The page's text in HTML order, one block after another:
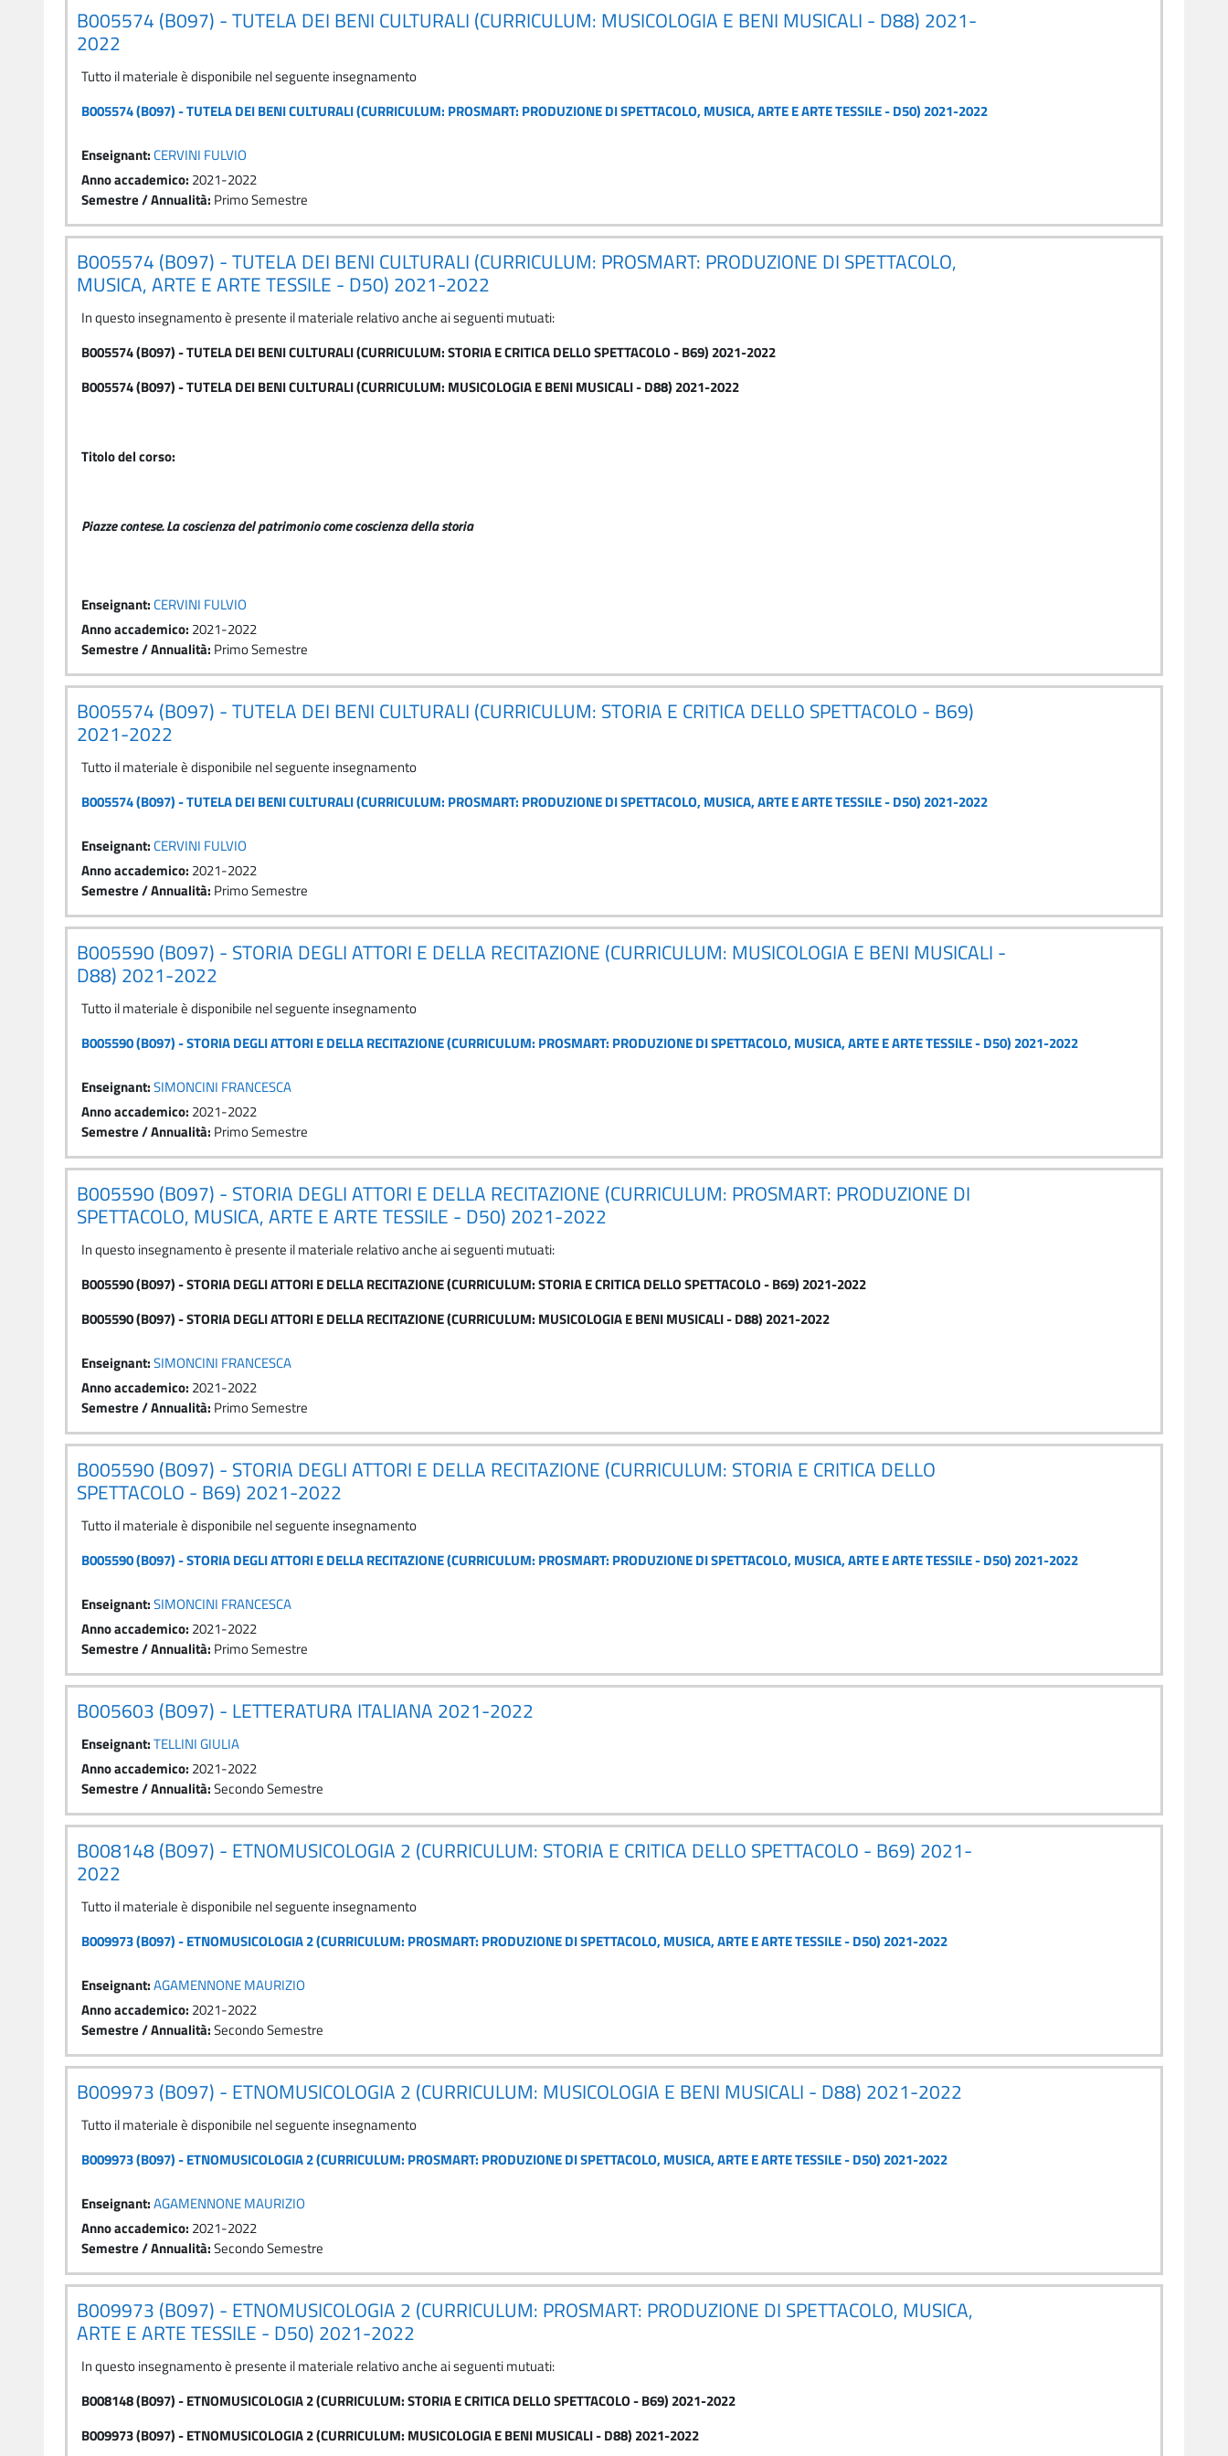
B005574 (B097) - TUTELA DEI BENI CULTURALI (CURRICULUM: MUSICOLOGIA E BENI MUSICALI - D88) 2021-
2022
Tutto il materiale è disponibile nel seguente insegnamento
B005574 (B097) - TUTELA DEI BENI CULTURALI (CURRICULUM: PROSMART: PRODUZIONE DI SPETTACOLO, MUSICA, ARTE E ARTE TESSILE - D50) 2021-2022
Enseignant:CERVINI FULVIO
Anno accademico: 2021-2022
Semestre / Annualità: Primo Semestre
B005574 (B097) - TUTELA DEI BENI CULTURALI (CURRICULUM: PROSMART: PRODUZIONE DI SPETTACOLO,
MUSICA, ARTE E ARTE TESSILE - D50) 2021-2022
In questo insegnamento è presente il materiale relativo anche ai seguenti mutuati:
B005574 (B097) - TUTELA DEI BENI CULTURALI (CURRICULUM: STORIA E CRITICA DELLO SPETTACOLO - B69) 2021-2022
B005574 (B097) - TUTELA DEI BENI CULTURALI (CURRICULUM: MUSICOLOGIA E BENI MUSICALI - D88) 2021-2022
Titolo del corso:
Piazze contese. La coscienza del patrimonio come coscienza della storia
Enseignant:CERVINI FULVIO
Anno accademico: 2021-2022
Semestre / Annualità: Primo Semestre
B005574 (B097) - TUTELA DEI BENI CULTURALI (CURRICULUM: STORIA E CRITICA DELLO SPETTACOLO - B69)
2021-2022
Tutto il materiale è disponibile nel seguente insegnamento
B005574 (B097) - TUTELA DEI BENI CULTURALI (CURRICULUM: PROSMART: PRODUZIONE DI SPETTACOLO, MUSICA, ARTE E ARTE TESSILE - D50) 2021-2022
Enseignant:CERVINI FULVIO
Anno accademico: 2021-2022
Semestre / Annualità: Primo Semestre
B005590 (B097) - STORIA DEGLI ATTORI E DELLA RECITAZIONE (CURRICULUM: MUSICOLOGIA E BENI MUSICALI -
D88) 2021-2022
Tutto il materiale è disponibile nel seguente insegnamento
B005590 (B097) - STORIA DEGLI ATTORI E DELLA RECITAZIONE (CURRICULUM: PROSMART: PRODUZIONE DI SPETTACOLO, MUSICA, ARTE E ARTE TESSILE - D50) 2021-2022
Enseignant:SIMONCINI FRANCESCA
Anno accademico: 2021-2022
Semestre / Annualità: Primo Semestre
B005590 (B097) - STORIA DEGLI ATTORI E DELLA RECITAZIONE (CURRICULUM: PROSMART: PRODUZIONE DI
SPETTACOLO, MUSICA, ARTE E ARTE TESSILE - D50) 2021-2022
In questo insegnamento è presente il materiale relativo anche ai seguenti mutuati:
B005590 (B097) - STORIA DEGLI ATTORI E DELLA RECITAZIONE (CURRICULUM: STORIA E CRITICA DELLO SPETTACOLO - B69) 2021-2022
B005590 (B097) - STORIA DEGLI ATTORI E DELLA RECITAZIONE (CURRICULUM: MUSICOLOGIA E BENI MUSICALI - D88) 2021-2022
Enseignant:SIMONCINI FRANCESCA
Anno accademico: 2021-2022
Semestre / Annualità: Primo Semestre
B005590 (B097) - STORIA DEGLI ATTORI E DELLA RECITAZIONE (CURRICULUM: STORIA E CRITICA DELLO
SPETTACOLO - B69) 2021-2022
Tutto il materiale è disponibile nel seguente insegnamento
B005590 (B097) - STORIA DEGLI ATTORI E DELLA RECITAZIONE (CURRICULUM: PROSMART: PRODUZIONE DI SPETTACOLO, MUSICA, ARTE E ARTE TESSILE - D50) 2021-2022
Enseignant:SIMONCINI FRANCESCA
Anno accademico: 2021-2022
Semestre / Annualità: Primo Semestre
B005603 (B097) - LETTERATURA ITALIANA 2021-2022
Enseignant:TELLINI GIULIA
Anno accademico: 2021-2022
Semestre / Annualità:Secondo Semestre
B008148 (B097) - ETNOMUSICOLOGIA 2 (CURRICULUM: STORIA E CRITICA DELLO SPETTACOLO - B69) 2021-
2022
Tutto il materiale è disponibile nel seguente insegnamento
B009973 (B097) - ETNOMUSICOLOGIA 2 (CURRICULUM: PROSMART: PRODUZIONE DI SPETTACOLO, MUSICA, ARTE E ARTE TESSILE - D50) 2021-2022
Enseignant:AGAMENNONE MAURIZIO
Anno accademico: 2021-2022
Semestre / Annualità:Secondo Semestre
B009973 (B097) - ETNOMUSICOLOGIA 2 (CURRICULUM: MUSICOLOGIA E BENI MUSICALI - D88) 2021-2022
Tutto il materiale è disponibile nel seguente insegnamento
B009973 (B097) - ETNOMUSICOLOGIA 2 (CURRICULUM: PROSMART: PRODUZIONE DI SPETTACOLO, MUSICA, ARTE E ARTE TESSILE - D50) 2021-2022
Enseignant:AGAMENNONE MAURIZIO
Anno accademico: 2021-2022
Semestre / Annualità:Secondo Semestre
B009973 (B097) - ETNOMUSICOLOGIA 2 (CURRICULUM: PROSMART: PRODUZIONE DI SPETTACOLO, MUSICA,
ARTE E ARTE TESSILE - D50) 2021-2022
In questo insegnamento è presente il materiale relativo anche ai seguenti mutuati:
B008148 (B097) - ETNOMUSICOLOGIA 2 (CURRICULUM: STORIA E CRITICA DELLO SPETTACOLO - B69) 2021-2022
B009973 (B097) - ETNOMUSICOLOGIA 2 (CURRICULUM: MUSICOLOGIA E BENI MUSICALI - D88) 2021-2022